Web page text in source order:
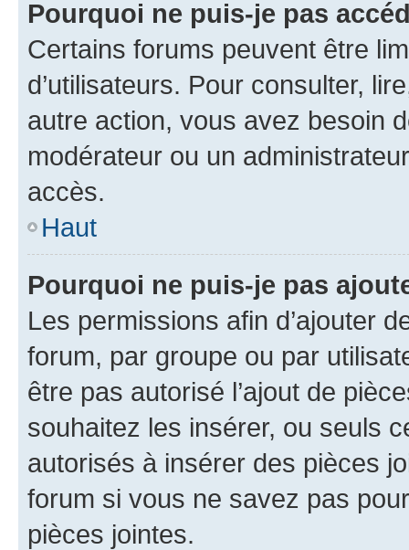
Pourquoi ne puis-je pas
Certains forums peuvent être
d’utilisateurs. Pour consulter,
autre action, vous avez besoin
modérateur ou un
accès.
Haut
Pourquoi ne puis-je pas
Les permissions afin d’ajouter
forum, par groupe ou par
être pas autorisé l’ajout de
souhaitez les insérer, ou seuls
autorisés à insérer des pièces
forum si vous ne savez pas
pièces jointes.